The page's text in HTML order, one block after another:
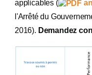
applicables (
l'Arrêté du
2016). Demandez